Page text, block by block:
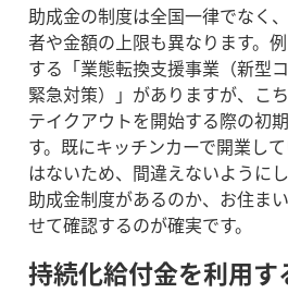
助成金の制度は全国一律でなく
者や金額の上限も異なります。
する「業態転換支援事業（新型
緊急対策）」がありますが、こ
テイクアウトを開始する際の初
す。 既にキッチンカーで開業し
はないため、間違えないように
助成金制度があるのか、お住ま
せて確認するのが確実です。
持続化給付金を利用す